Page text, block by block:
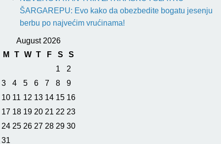
ŠARGAREPU: Evo kako da obezbedite bogatu jesenju
berbu po najvećim vrućinama!
August 2026
M
T W T F S
S
1
2
3
4 5 6 7 8
9
10 11 12 13 14 15 16
17 18 19 20 21 22 23
24 25 26 27 28 29 30
31